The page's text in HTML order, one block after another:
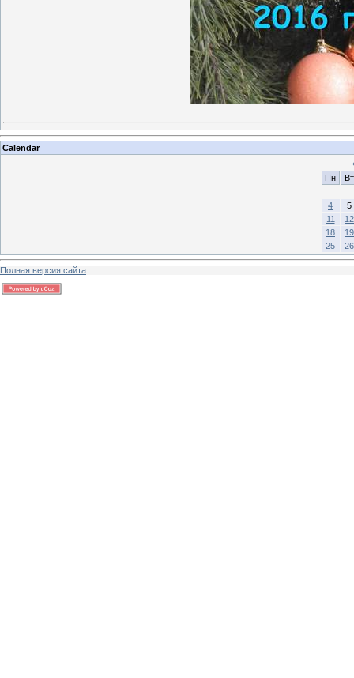
Calendar
Пн
Вт
4
5
11
12
18
19
25
26
Полная версия сайта